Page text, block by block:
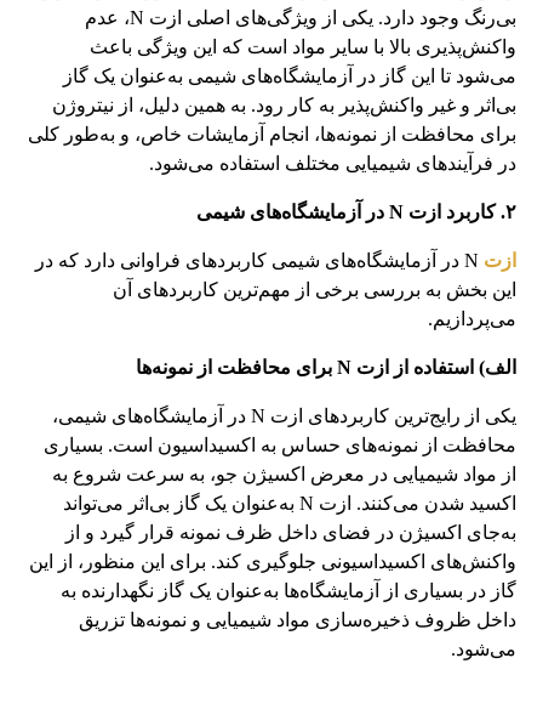
بی‌رنگ وجود دارد. یکی از ویژگی‌های اصلی ازت N، عدم
واکنش‌پذیری بالا با سایر مواد است که این ویژگی باعث
می‌شود تا این گاز در آزمایشگاه‌های شیمی به‌عنوان یک گاز
بی‌اثر و غیر واکنش‌پذیر به کار رود. به همین دلیل، از نیتروژن
برای محافظت از نمونه‌ها، انجام آزمایشات خاص، و به‌طور کلی
در فرآیندهای شیمیایی مختلف استفاده می‌شود.
۲. کاربرد ازت N در آزمایشگاه‌های شیمی
ازت
N در آزمایشگاه‌های شیمی کاربردهای فراوانی دارد که در
این بخش به بررسی برخی از مهم‌ترین کاربردهای آن
می‌پردازیم.
الف) استفاده از ازت N برای محافظت از نمونه‌ها
یکی از رایج‌ترین کاربردهای ازت N در آزمایشگاه‌های شیمی،
محافظت از نمونه‌های حساس به اکسیداسیون است. بسیاری
از مواد شیمیایی در معرض اکسیژن جو، به سرعت شروع به
اکسید شدن می‌کنند. ازت N به‌عنوان یک گاز بی‌اثر می‌تواند
به‌جای اکسیژن در فضای داخل ظرف نمونه قرار گیرد و از
واکنش‌های اکسیداسیونی جلوگیری کند. برای این منظور، از این
گاز در بسیاری از آزمایشگاه‌ها به‌عنوان یک گاز نگهدارنده به
داخل ظروف ذخیره‌سازی مواد شیمیایی و نمونه‌ها تزریق
می‌شود.